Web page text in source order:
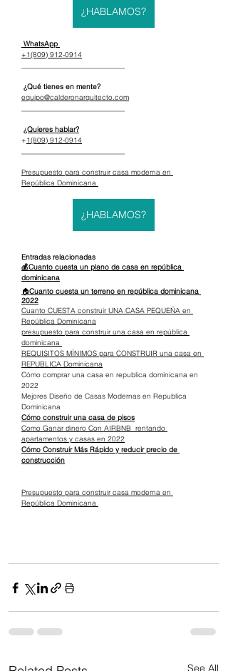
¿HABLAMOS?
WhatsApp
+1(809) 912-0914
¿Qué tienes en mente?
equipo@calderonarquitecto.com
¿Quieres hablar?
+1(809) 912-0914
Presupuesto para construir casa moderna en
República Dominicana
¿HABLAMOS?
Entradas relacionadas
💰Cuanto cuesta un plano de casa en república
dominicana
🏠Cuanto cuesta un terreno en república dominicana
2022
Cuanto CUESTA construir UNA CASA PEQUEÑA en
República Dominicana
presupuesto para construir una casa en república
dominicana
REQUISITOS MÍNIMOS para CONSTRUIR una casa en
REPUBLICA Dominicana
Cómo comprar una casa en republica dominicana en
2022
Mejores Diseño de Casas Modernas en Republica
Dominicana
Cómo construir una casa de pisos
Como Ganar dinero Con AIRBNB  rentando
apartamentos y casas en 2022
Cómo Construir Más Rápido y reducir precio de
construcción
Presupuesto para construir casa moderna en
República Dominicana